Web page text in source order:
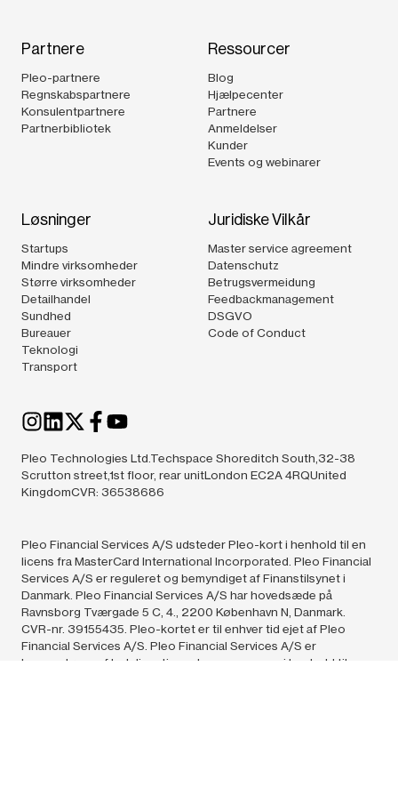
Partnere
Pleo-partnere
Regnskabspartnere
Konsulentpartnere
Partnerbibliotek
Ressourcer
Blog
Hjælpecenter
Partnere
Anmeldelser
Kunder
Events og webinarer
Løsninger
Startups
Mindre virksomheder
Større virksomheder
Detailhandel
Sundhed
Bureauer
Teknologi
Transport
Juridiske Vilkår
Master service agreement
Datenschutz
Betrugsvermeidung
Feedbackmanagement
DSGVO
Code of Conduct
Pleo Technologies Ltd.Techspace Shoreditch South,32-38
Scrutton street,1st floor, rear unitLondon EC2A 4RQUnited
KingdomCVR: 36538686
Pleo Financial Services A/S udsteder Pleo-kort i henhold til en
licens fra MasterCard International Incorporated. Pleo Financial
Services A/S er reguleret og bemyndiget af Finanstilsynet i
Danmark. Pleo Financial Services A/S har hovedsæde på
Ravnsborg Tværgade 5 C, 4., 2200 København N, Danmark.
CVR-nr. 39155435. Pleo-kortet er til enhver tid ejet af Pleo
Financial Services A/S. Pleo Financial Services A/S er
leverandøren af betalingstjenester og e-penge i henhold til